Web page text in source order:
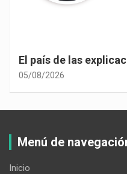
El país de las
05/08/2026
Menú de
Inicio